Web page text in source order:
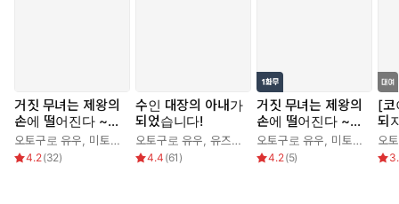
거짓 무녀는 제왕의
손에 떨어진다 ~에
로틱스 엠퍼러~
오토구로 유우 미토 이즈미
4.2(32)
수인 대장의 아내가
되었습니다!
오토구로 유우 유즈하라 테일 ,심이슬, 샤본
4.4 (61 )
거짓 무녀는 제왕의
손에 떨어진다 ~에
로틱스 엠퍼러~
오토구로 유우 미토 이즈미
4.2(5)
[코
되
오